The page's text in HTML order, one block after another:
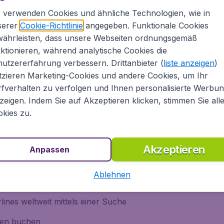
weltweit
Amerkia, Europa, Asien,
Osten oder in die Karibik. Als
billige Flüge von Top-Airlines
Airways, Emirates, Condor, Air
sowie von Low-Cost-Airlines
Flug bei
weltweit mittels einer Suche
buchen
verwenden Cookies und ähnliche Technologien, wie in
Cookie-Richtlinieangegeben. Funktionale Cookies
dass unsere Webseiten ordnungsgemäß
während analytische Cookies die
verbessern. Drittanbieter (liste anzeigen)
Marketing-Cookies und andere Cookies, um Ihr
zu verfolgen und Ihnen personalisierte
Indem Sie auf Akzeptieren klicken, stimmen Sie
zu.
Akzeptieren
Anpassen
Ablehnen